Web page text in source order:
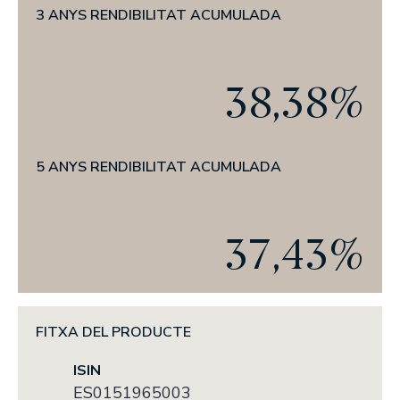
Actualitat
ESG
ELS NOSTRES INFORMES
3 ANYS RENDIBILITAT ACUMULADA
38,38%
5 ANYS RENDIBILITAT ACUMULADA
37,43%
FITXA DEL PRODUCTE
ISIN
ES0151965003